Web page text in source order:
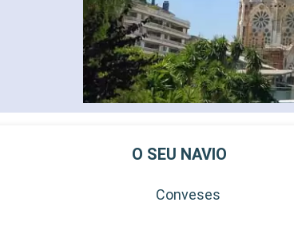
O SEU NAVIO
Conveses